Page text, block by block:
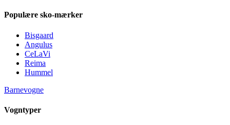
Populære sko-mærker
Bisgaard
Angulus
CeLaVi
Reima
Hummel
Barnevogne
Vogntyper